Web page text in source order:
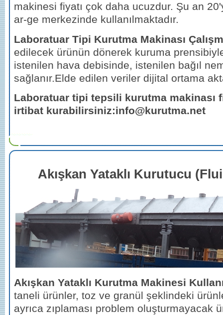
makinesi fiyatı çok daha ucuzdur. Şu an
ar-ge merkezinde kullanılmaktadır.
Laboratuar Tipi Kurutma Makinası
edilecek ürünün dönerek kuruma
istenilen hava debisinde, istenilen bağıl
sağlanır.Elde edilen veriler dijital ortama
Laboratuar tipi tepsili kurutma makinası
irtibat kurabilirsiniz:info@kurutma.net
Akışkan Yataklı Kurutucu
Akışkan Yataklı Kurutma Makinesi
taneli ürünler, toz ve granül şeklindeki
ayrıca zıplaması problem oluşturmayacak